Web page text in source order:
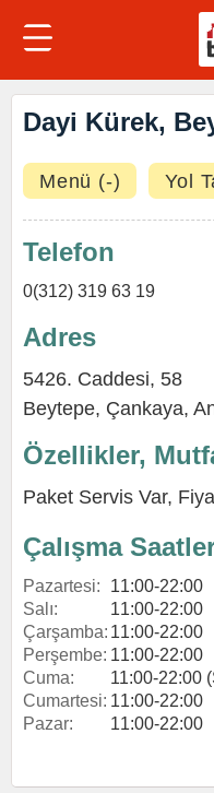
Dayi Kürek,
Menü (-) Yol
Telefon
0(312) 319 63 19
Adres
5426. Caddesi, 58
Beytepe, Çankaya,
Özellikler,
Paket Servis Var,
Çalışma
Pazartesi:
11:00-22:00
Salı:
11:00-22:00
Çarşamba: 11:00-22:00
Perşembe: 11:00-22:00
Cuma:
11:00-22:00
Cumartesi: 11:00-22:00
Pazar:
11:00-22:00